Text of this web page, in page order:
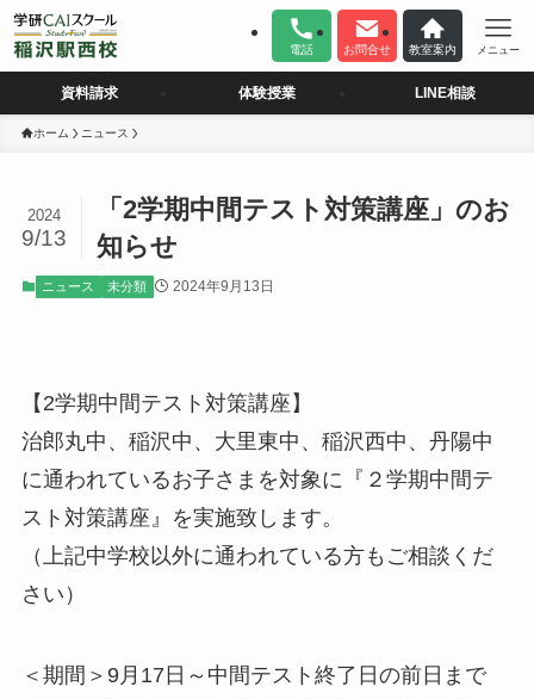
電話 お問合せ 教室案内 メニュー
資料請求 体験授業 LINE相談
ホーム ニュース
「2学期中間テスト対策講座」のお
知らせ
2024
9/13
ニュース 未分類 2024年9月13日
【2学期中間テスト対策講座】
治郎丸中、稲沢中、大里東中、稲沢西中、丹陽中
に通われているお子さまを対象に『２学期中間テ
スト対策講座』を実施致します。
（上記中学校以外に通われている方もご相談くだ
さい）
＜期間＞9月17日～中間テスト終了日の前日まで